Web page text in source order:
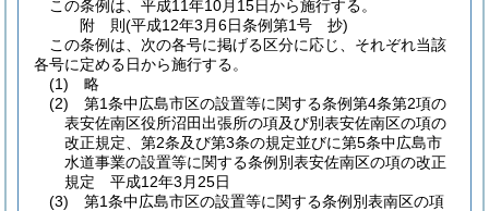
この条例は、平成11年10月15日から施行する。
附 則(平成12年3月6日条例第1号 抄)
この条例は、次の各号に掲げる区分に応じ、それぞれ当該
各号に定める日から施行する。
(1)
略
(2)
第1条中広島市区の設置等に関する条例第4条第2項の
表安佐南区役所沼田出張所の項及び別表安佐南区の項の
改正規定、第2条及び第3条の規定並びに第5条中広島市
水道事業の設置等に関する条例別表安佐南区の項の改正
規定 平成12年3月25日
(3)
第1条中広島市区の設置等に関する条例別表南区の項